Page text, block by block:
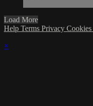
Load More
Help Terms Privacy Cookies
×